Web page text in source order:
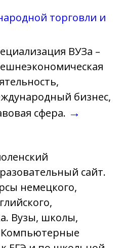
торговли и
ВУЗа –
бизнес,
сфера. →
сайт.
немецкого,
Вузы, школы,
Компьютерные